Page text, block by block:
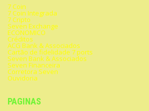
7 Coin
7 Coin Integrada
7 Cripto
Seven Exchange
ECONOMICO
Créditos
ACG Bank & Associados
Cartão de fidelidade 7 ports
Seven Bank & Associados
Seven Financeira
Corretora Seven
Ouvidoria
PAGINAS